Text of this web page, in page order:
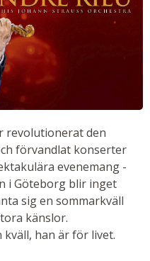
revolutionerat den
förvandlat konserter
evenemang -
i Göteborg blir inget
sig en sommarkväll
känslor.
han är för livet.